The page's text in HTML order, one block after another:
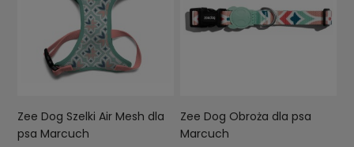
Zee Dog Szelki Air Mesh dla
psa Marcuch
Zee Dog Obroża dla psa
Marcuch